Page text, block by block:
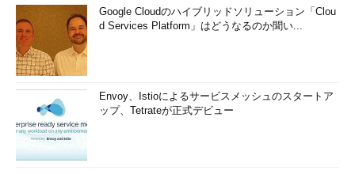
Google Cloudのハイブリッドソリューション「Clou
d Services Platform」はどうなるのか聞い...
Envoy、Istioによるサービスメッシュのスタートア
ップ、Tetrateが正式デビュー